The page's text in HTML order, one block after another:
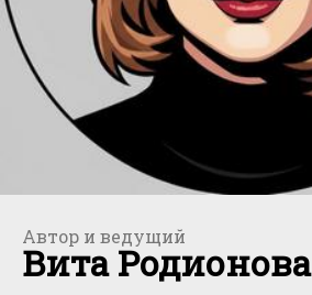
Автор и ведущий
Вита Родионова